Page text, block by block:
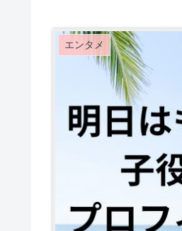
エンタメ